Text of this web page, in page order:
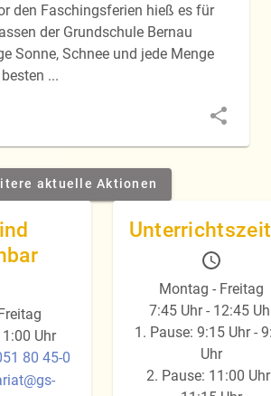
den Faschingsferien hieß es für
der Grundschule Bernau
Sonne, Schnee und jede Menge
...
aktuelle Aktionen
Uhr
80 45-0
Montag - Freitag
7:45 Uhr - 12:45
1. Pause: 9:15 Uhr -
Uhr
2. Pause: 11:00